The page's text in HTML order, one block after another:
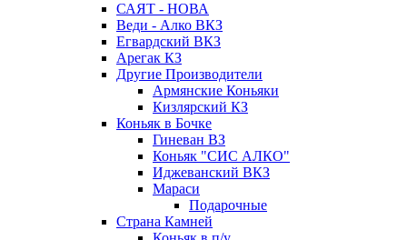
САЯТ - НОВА
Веди - Алко ВКЗ
Егвардский ВКЗ
Арегак КЗ
Другие Производители
Армянские Коньяки
Кизлярский КЗ
Коньяк в Бочке
Гиневан ВЗ
Коньяк "СИС АЛКО"
Иджеванский ВКЗ
Мараси
Подарочные
Страна Камней